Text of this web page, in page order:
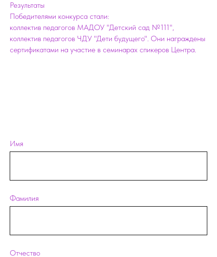
Результаты
Победителями конкурса стали:
коллектив педагогов МАДОУ "Детский сад №111",
коллектив педагогов ЧДУ "Дети будущего". Они награждены
сертификатами на участие в семинарах спикеров Центра.
Имя
Фамилия
Отчество